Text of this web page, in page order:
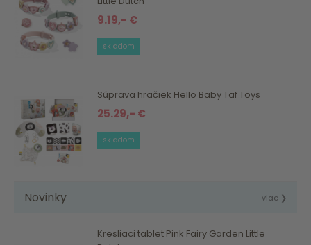
9.19,- €
skladom
Súprava hračiek Hello Baby Taf Toys
25.29,- €
skladom
Novinky viac ❯
Kresliaci tablet Pink Fairy Garden Little